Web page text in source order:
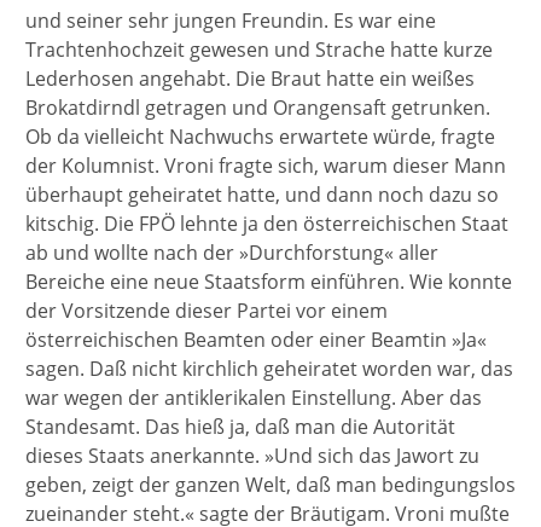
und seiner sehr jungen Freundin. Es war eine
Trachtenhochzeit gewesen und Strache hatte kurze
Lederhosen angehabt. Die Braut hatte ein weißes
Brokatdirndl getragen und Orangensaft getrunken.
Ob da vielleicht Nachwuchs erwartete würde, fragte
der Kolumnist. Vroni fragte sich, warum dieser Mann
überhaupt geheiratet hatte, und dann noch dazu so
kitschig. Die FPÖ lehnte ja den österreichischen Staat
ab und wollte nach der »Durchforstung« aller
Bereiche eine neue Staatsform einführen. Wie konnte
der Vorsitzende dieser Partei vor einem
österreichischen Beamten oder einer Beamtin »Ja«
sagen. Daß nicht kirchlich geheiratet worden war, das
war wegen der antiklerikalen Einstellung. Aber das
Standesamt. Das hieß ja, daß man die Autorität
dieses Staats anerkannte. »Und sich das Jawort zu
geben, zeigt der ganzen Welt, daß man bedingungslos
zueinander steht.« sagte der Bräutigam. Vroni mußte